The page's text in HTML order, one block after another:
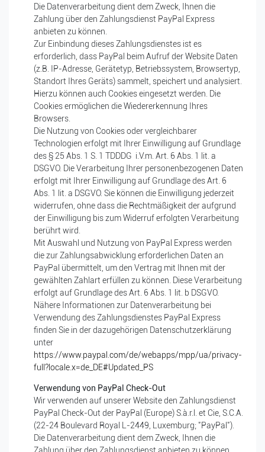
Die Datenverarbeitung dient dem Zweck, Ihnen die
Zahlung über den Zahlungsdienst PayPal Express
anbieten zu können.
Zur Einbindung dieses Zahlungsdienstes ist es
erforderlich, dass PayPal beim Aufruf der Website Daten
(z.B. IP-Adresse, Gerätetyp, Betriebssystem, Browsertyp,
Standort Ihres Geräts) sammelt, speichert und analysiert.
Hierzu können auch Cookies eingesetzt werden. Die
Cookies ermöglichen die Wiedererkennung Ihres
Browsers.
Die Nutzung von Cookies oder vergleichbarer
Technologien erfolgt mit Ihrer Einwilligung auf Grundlage
des § 25 Abs. 1 S. 1 TDDDG i.V.m. Art. 6 Abs. 1 lit. a
DSGVO. Die Verarbeitung Ihrer personenbezogenen Daten
erfolgt mit Ihrer Einwilligung auf Grundlage des Art. 6
Abs. 1 lit. a DSGVO. Sie können die Einwilligung jederzeit
widerrufen, ohne dass die Rechtmäßigkeit der aufgrund
der Einwilligung bis zum Widerruf erfolgten Verarbeitung
berührt wird.
Mit Auswahl und Nutzung von PayPal Express werden
die zur Zahlungsabwicklung erforderlichen Daten an
PayPal übermittelt, um den Vertrag mit Ihnen mit der
gewählten Zahlart erfüllen zu können. Diese Verarbeitung
erfolgt auf Grundlage des Art. 6 Abs. 1 lit. b DSGVO.
Nähere Informationen zur Datenverarbeitung bei
Verwendung des Zahlungsdienstes PayPal Express
finden Sie in der dazugehörigen Datenschutzerklärung
unter
https://www.paypal.com/de/webapps/mpp/ua/privacy-
full?locale.x=de_DE#Updated_PS
Verwendung von PayPal Check-Out
Wir verwenden auf unserer Website den Zahlungsdienst
PayPal Check-Out der PayPal (Europe) S.à.r.l. et Cie, S.C.A.
(22-24 Boulevard Royal L-2449, Luxemburg; "PayPal").
Die Datenverarbeitung dient dem Zweck, Ihnen die